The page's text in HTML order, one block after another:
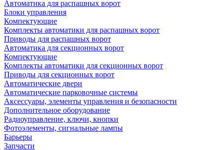
Автоматика для распашных ворот
Блоки управления
Компектующие
Комплекты автоматики для распашных ворот
Приводы для распашных ворот
Автоматика для секционных ворот
Компектующие
Комплекты автоматики для секционных ворот
Приводы для секционных ворот
Автоматические двери
Автоматические парковочные системы
Аксессуары, элементы управления и безопасности
Дополнительное оборудование
Радиоуправление, ключи, кнопки
Фотоэлементы, сигнальные лампы
Барьеры
Запчасти